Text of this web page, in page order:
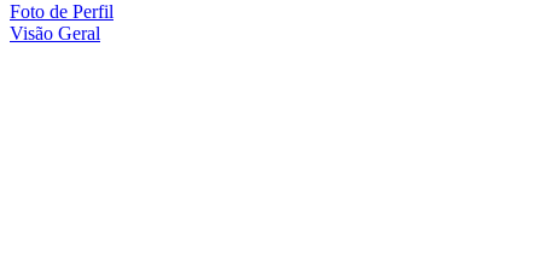
Foto de Perfil
Visão Geral